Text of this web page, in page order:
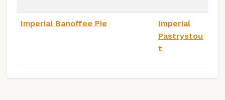
Imperial Banoffee Pie
Imperial
Pastrystou
t